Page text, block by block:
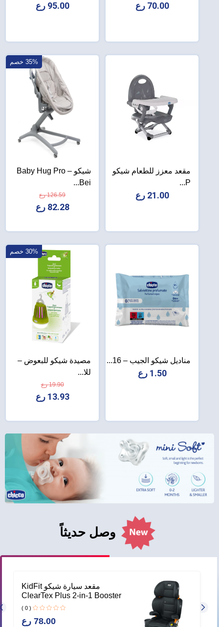
70.00 رع 95.00 رع
مقعد معزز للطعام شيكو
P...
21.00 رع
35% خصم
شيكو Baby Hug Pro –
Bei...
126.59 رع
82.28 رع
مناديل شيكو الجيب – 16...
1.50 رع
30% خصم
مصيدة شيكو للبعوض –
للا...
19.90 رع
13.93 رع
وصل حديثاً
مقعد سيارة شيكو KidFit
ClearTex Plus 2-in-1 Booster
– Obsidian
( 0 )
78.00 رع